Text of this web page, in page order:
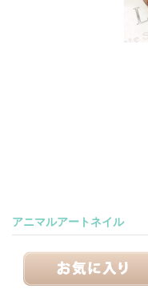
アニマルアートネイル